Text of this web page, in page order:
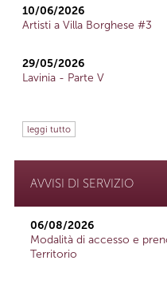
10/06/2026
Artisti a Villa Borghese #3
29/05/2026
Lavinia - Parte V
leggi tutto
AVVISI DI SERVIZIO
06/08/2026
Modalità di accesso e
Territorio